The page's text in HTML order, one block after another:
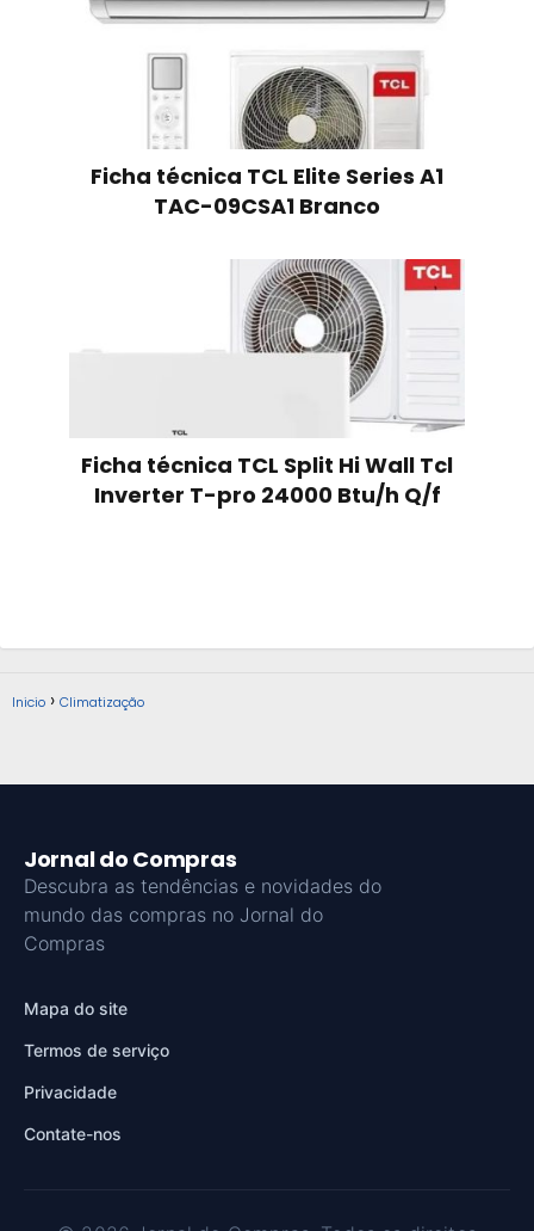
Ficha técnica TCL Elite Series A1
TAC-09CSA1 Branco
Ficha técnica TCL Split Hi Wall Tcl
Inverter T-pro 24000 Btu/h Q/f
Inicio Climatização
Jornal do Compras
Descubra as tendências e novidades do
mundo das compras no Jornal do
Compras
Mapa do site
Termos de serviço
Privacidade
Contate-nos